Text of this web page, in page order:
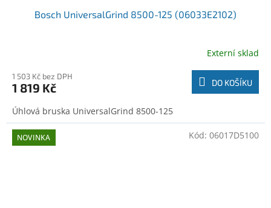
Bosch UniversalGrind 8500-125 (06033E2102)
Externí sklad
1 503 Kč bez DPH
1 819 Kč DO KOŠÍKU
Úhlová bruska UniversalGrind 8500-125
NOVINKA Kód: 06017D5100